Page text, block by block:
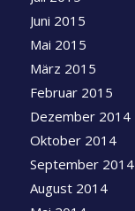
Juni 2015
Mai 2015
März 2015
Februar 2015
Dezember 2014
Oktober 2014
September 2014
August 2014